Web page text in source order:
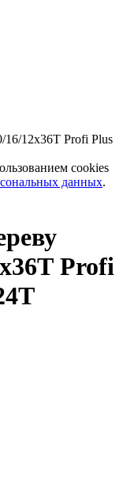
16/12х36Т Profi Plus
cookies
данных.
Profi